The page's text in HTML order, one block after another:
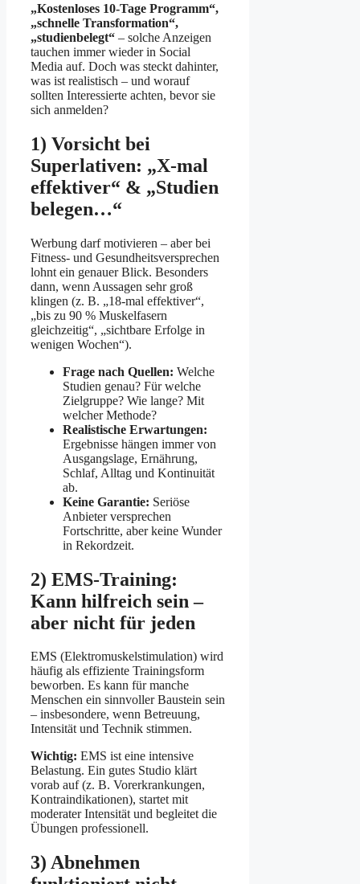
„Kostenloses 10-Tage Programm“,
„schnelle Transformation“,
„studienbelegt“ – solche Anzeigen
tauchen immer wieder in Social
Media auf. Doch was steckt dahinter,
was ist realistisch – und worauf
sollten Interessierte achten, bevor sie
sich anmelden?
1) Vorsicht bei
Superlativen: „X-mal
effektiver“ & „Studien
belegen…“
Werbung darf motivieren – aber bei
Fitness- und Gesundheitsversprechen
lohnt ein genauer Blick. Besonders
dann, wenn Aussagen sehr groß
klingen (z. B. „18-mal effektiver“,
„bis zu 90 % Muskelfasern
gleichzeitig“, „sichtbare Erfolge in
wenigen Wochen“).
Frage nach Quellen: Welche
Studien genau? Für welche
Zielgruppe? Wie lange? Mit
welcher Methode?
Realistische Erwartungen:
Ergebnisse hängen immer von
Ausgangslage, Ernährung,
Schlaf, Alltag und Kontinuität
ab.
Keine Garantie: Seriöse
Anbieter versprechen
Fortschritte, aber keine Wunder
in Rekordzeit.
2) EMS-Training:
Kann hilfreich sein –
aber nicht für jeden
EMS (Elektromuskelstimulation) wird
häufig als effiziente Trainingsform
beworben. Es kann für manche
Menschen ein sinnvoller Baustein sein
– insbesondere, wenn Betreuung,
Intensität und Technik stimmen.
Wichtig: EMS ist eine intensive
Belastung. Ein gutes Studio klärt
vorab auf (z. B. Vorerkrankungen,
Kontraindikationen), startet mit
moderater Intensität und begleitet die
Übungen professionell.
3) Abnehmen